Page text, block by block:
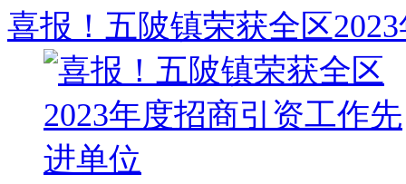
喜报！五陂镇荣获全区